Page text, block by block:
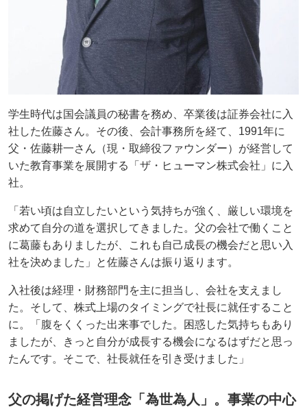
学生時代は国会議員の秘書を務め、卒業後は証券会社に入
社した佐藤さん。その後、会計事務所を経て、1991年に
父・佐藤耕一さん（現・取締役ファウンダー）が経営して
いた教育事業を展開する「ザ・ヒューマン株式会社」に入
社。
「若い頃は自立したいという気持ちが強く、厳しい環境を
求めて自分の道を選択してきました。父の会社で働くこと
に葛藤もありましたが、これも自己成長の機会だと思い入
社を決めました」と佐藤さんは振り返ります。
入社後は経理・財務部門を主に担当し、会社を支えまし
た。そして、株式上場のタイミングで社長に就任すること
に。「腹をくくった出来事でした。困惑した気持ちもあり
ましたが、きっと自分が成長する機会になるはずだと思っ
たんです。そこで、社長就任を引き受けました」
父の掲げた経営理念「為世為人」。事業の中心